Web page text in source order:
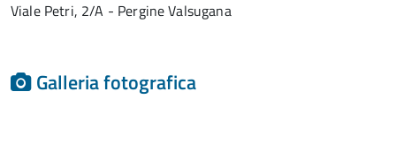
Viale Petri, 2/A - Pergine Valsugana
Galleria fotografica